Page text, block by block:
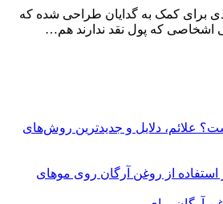
برای کمک به گدایان طراحی شده‌ که
که پول نقد ندارند هم…
علائم، دلایل و جدیدترین روش‌های